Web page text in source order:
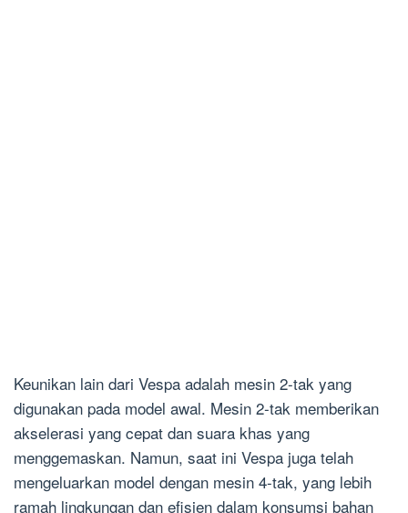
Keunikan lain dari Vespa adalah mesin 2-tak yang
digunakan pada model awal. Mesin 2-tak memberikan
akselerasi yang cepat dan suara khas yang
menggemaskan. Namun, saat ini Vespa juga telah
mengeluarkan model dengan mesin 4-tak, yang lebih
ramah lingkungan dan efisien dalam konsumsi bahan